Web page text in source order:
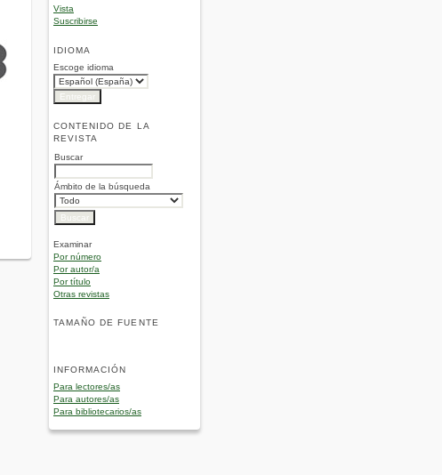
Vista
Suscribirse
IDIOMA
Escoge idioma
CONTENIDO DE LA
REVISTA
Buscar
Ámbito de la búsqueda
Examinar
Por número
Por autor/a
Por título
Otras revistas
TAMAÑO DE FUENTE
INFORMACIÓN
Para lectores/as
Para autores/as
Para bibliotecarios/as